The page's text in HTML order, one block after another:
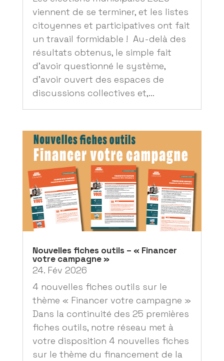
viennent de se terminer, et les listes
citoyennes et participatives ont fait
un travail formidable ! Au-delà des
résultats obtenus, le simple fait
d’avoir questionné le système,
d’avoir ouvert des espaces de
discussions collectives et,...
Nouvelles fiches outils – « Financer
votre campagne »
24. Fév 2026
4 nouvelles fiches outils sur le
thème « Financer votre campagne »
Dans la continuité des 25 premières
fiches outils, notre réseau met à
votre disposition 4 nouvelles fiches
sur le thème du financement de la